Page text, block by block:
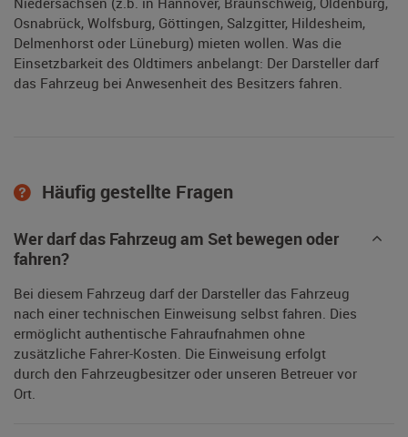
Osnabrück, Wolfsburg, Göttingen, Salzgitter, Hildesheim,
Delmenhorst oder Lüneburg) mieten wollen. Was die
Einsetzbarkeit des Oldtimers anbelangt: Der Darsteller darf
das Fahrzeug bei Anwesenheit des Besitzers fahren.
Häufig gestellte Fragen
Wer darf das Fahrzeug am Set bewegen oder
fahren?
Bei diesem Fahrzeug darf der Darsteller das Fahrzeug
nach einer technischen Einweisung selbst fahren. Dies
ermöglicht authentische Fahraufnahmen ohne
zusätzliche Fahrer-Kosten. Die Einweisung erfolgt
durch den Fahrzeugbesitzer oder unseren Betreuer vor
Ort.